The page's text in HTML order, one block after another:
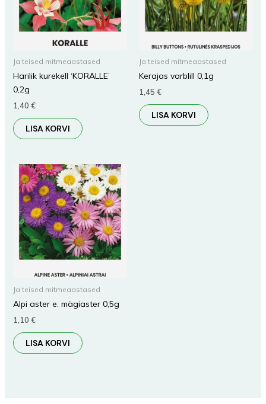
Ja teised mitmeaastased
Harilik kurekell ‘KORALLE’
0,2g
1,40 €
LISA KORVI
Ja teised mitmeaastased
Kerajas varblill 0,1g
1,45 €
LISA KORVI
Ja teised mitmeaastased
Alpi aster e. mägiaster 0,5g
1,10 €
LISA KORVI